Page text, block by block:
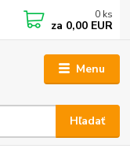
Menu
Hľadať
0 ks
za 0,00 EUR